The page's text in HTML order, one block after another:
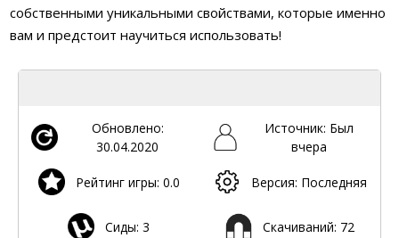
собственными уникальными свойствами, которые именно
вам и предстоит научиться использовать!
Обновлено:
30.04.2020
Источник: Был
вчера
Рейтинг игры: 0.0 Версия: Последняя
Сиды: 3 Скачиваний: 72